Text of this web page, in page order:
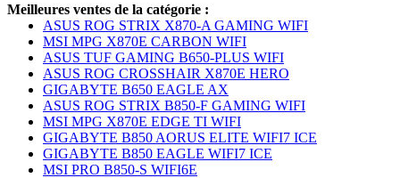
Meilleures ventes de la catégorie :
ASUS ROG STRIX X870-A GAMING WIFI
MSI MPG X870E CARBON WIFI
ASUS TUF GAMING B650-PLUS WIFI
ASUS ROG CROSSHAIR X870E HERO
GIGABYTE B650 EAGLE AX
ASUS ROG STRIX B850-F GAMING WIFI
MSI MPG X870E EDGE TI WIFI
GIGABYTE B850 AORUS ELITE WIFI7 ICE
GIGABYTE B850 EAGLE WIFI7 ICE
MSI PRO B850-S WIFI6E